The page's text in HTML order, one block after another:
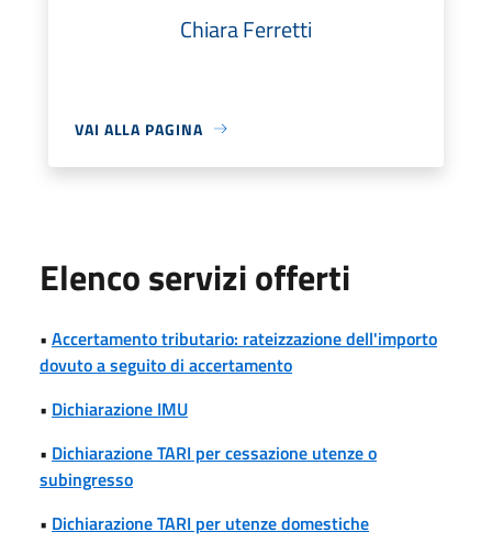
Chiara Ferretti
VAI ALLA PAGINA
Elenco servizi offerti
• Accertamento tributario: rateizzazione dell'importo
dovuto a seguito di accertamento
• Dichiarazione IMU
• Dichiarazione TARI per cessazione utenze o
subingresso
• Dichiarazione TARI per utenze domestiche